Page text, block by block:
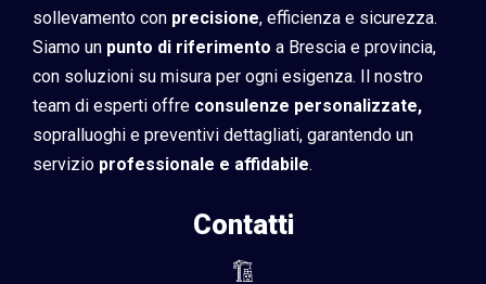
sollevamento con precisione, efficienza e sicurezza.
Siamo un punto di riferimento a Brescia e provincia,
con soluzioni su misura per ogni esigenza. Il nostro
team di esperti offre consulenze personalizzate,
sopralluoghi e preventivi dettagliati, garantendo un
servizio professionale e affidabile.
Contatti